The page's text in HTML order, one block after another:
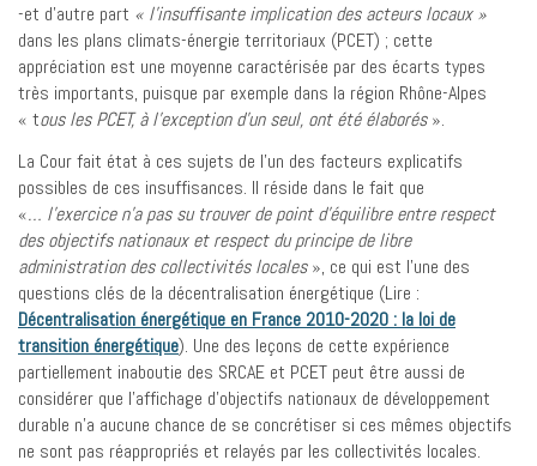
-et d’autre part « l’insuffisante implication des acteurs locaux »
dans les plans climats-énergie territoriaux (PCET) ; cette
appréciation est une moyenne caractérisée par des écarts types
très importants, puisque par exemple dans la région Rhône-Alpes
« tous les PCET, à l’exception d’un seul, ont été élaborés».
La Cour fait état à ces sujets de l’un des facteurs explicatifs
possibles de ces insuffisances. Il réside dans le fait que
«… l’exercice n’a pas su trouver de point d’équilibre entre respect
des objectifs nationaux et respect du principe de libre
administration des collectivités locales», ce qui est l’une des
questions clés de la décentralisation énergétique (Lire :
Décentralisation énergétique en France 2010-2020 : la loi de
transition énergétique). Une des leçons de cette expérience
partiellement inaboutie des SRCAE et PCET peut être aussi de
considérer que l’affichage d’objectifs nationaux de développement
durable n’a aucune chance de se concrétiser si ces mêmes objectifs
ne sont pas réappropriés et relayés par les collectivités locales.